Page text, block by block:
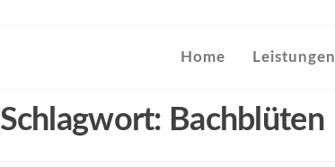
Home Leistungen
Schlagwort: Bachblüten